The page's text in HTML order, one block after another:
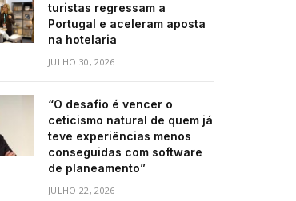
turistas regressam a
Portugal e aceleram aposta
na hotelaria
JULHO 30, 2026
“O desafio é vencer o
ceticismo natural de quem já
teve experiências menos
conseguidas com software
de planeamento”
JULHO 22, 2026